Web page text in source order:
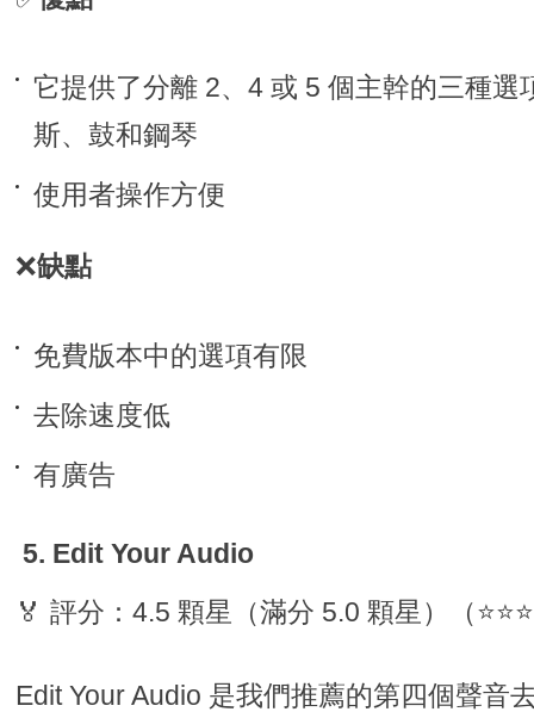
它提供了分離 2、4 或 5 個主幹的三種選
斯、鼓和鋼琴
使用者操作方便
❌缺點
免費版本中的選項有限
去除速度低
有廣告
5. Edit Your Audio
🏅 評分：4.5 顆星（滿分 5.0 顆星）（
Edit Your Audio 是我們推薦的第四個聲音